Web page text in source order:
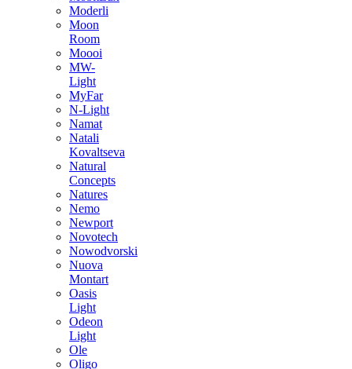
Moderli
Moon
Room
Moooi
MW-
Light
MyFar
N-Light
Namat
Natali
Kovaltseva
Natural
Concepts
Natures
Nemo
Newport
Novotech
Nowodvorski
Nuova
Montart
Oasis
Light
Odeon
Light
Ole
Oligo